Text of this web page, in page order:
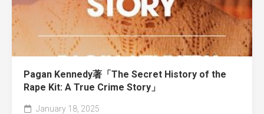
Pagan Kennedy著「The Secret History of the
Rape Kit: A True Crime Story」
January 18, 2025